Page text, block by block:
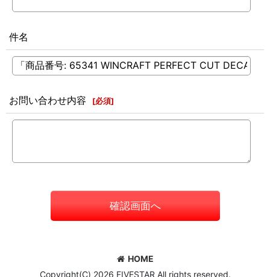
件名
お問い合わせ内容 [必須]
確認画面へ
HOME
Copyright(C) 2026 FIVESTAR All rights reserved.